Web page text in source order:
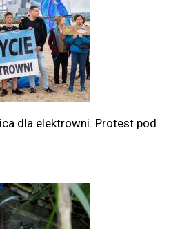
dla elektrowni. Protest pod